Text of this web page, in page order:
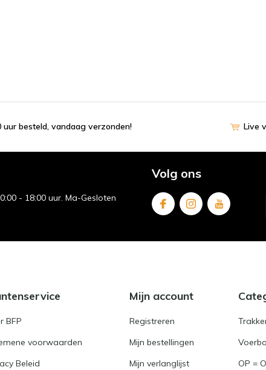
uur besteld, vandaag verzonden! Live
- 18:00 uur. Ma-Gesloten
Volg ons
BFP
voorwaarden
Beleid
Mijn account
Registreren
Mijn bestellingen
Mijn verlanglijst
OP =